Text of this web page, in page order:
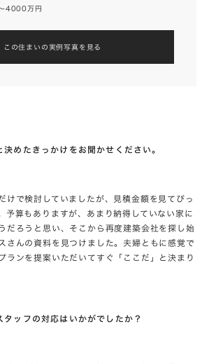
4000万円
この住まいの実例写真を見る
めたきっかけをお聞かせください。
けで検討していましたが、見積金額を見てびっ
予算もありますが、あまり納得していない家に
だろうと思い、そこから再度建築会社を探し始
さんの資料を見つけました。夫婦ともに感覚で
ランを提案いただいてすぐ「ここだ」と決まり
ッフの対応はいかがでしたか？